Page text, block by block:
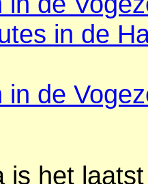
in de
in de
is het